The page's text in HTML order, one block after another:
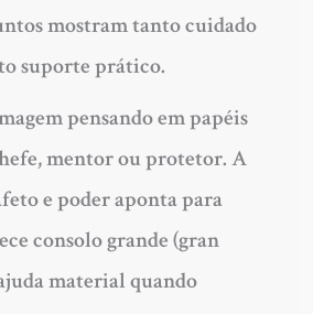
mostram tanto cuidado
suporte prático.
pensando em papéis
mentor ou protetor. A
e poder aponta para
consolo grande (gran
material quando